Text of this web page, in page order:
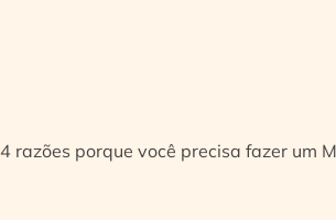
4 razões porque você precisa fazer um